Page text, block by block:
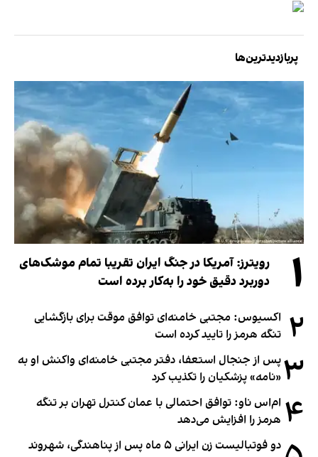
پربازدیدترین‌ها
۱
رویترز: آمریکا در جنگ ایران تقریبا تمام موشک‌های
دوربرد دقیق خود را به‌کار برده است
۲ اکسیوس: مجتبی خامنه‌ای توافق موقت برای بازگشایی
تنگه هرمز را تایید کرده است
۳پس از جنجال استعفا، دفتر مجتبی خامنه‌ای واکنش او به
«نامه» پزشکیان را تکذیب کرد
۴ ام‌اس ناو: توافق احتمالی با عمان کنترل تهران بر تنگه
هرمز را افزایش می‌دهد
دو فوتبالیست زن ایرانی ۵ ماه پس از پناهندگی، شهروند